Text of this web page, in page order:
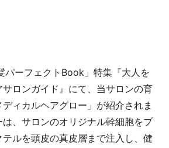
パーフェクトBook」特集『大人を
ロンガイド』にて、当サロンの育
ィカルヘアグロー」が紹介されま
は、サロンのオリジナル幹細胞をブ
ルを頭皮の真皮層まで注入し、健